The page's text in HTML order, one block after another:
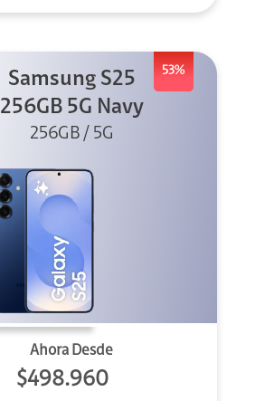
53%
Samsung S25
256GB 5G Navy
256GB / 5G
Ahora Desde
$498.960